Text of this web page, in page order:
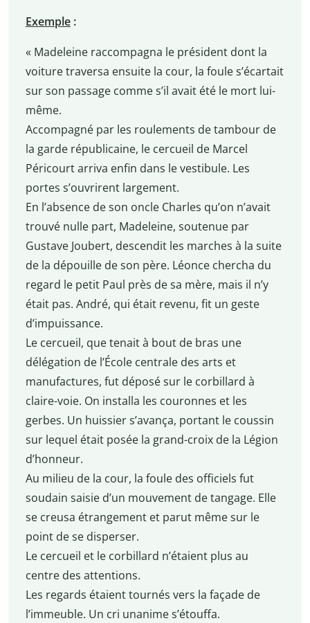
Exemple:
« Madeleine raccompagna le président dont la
voiture traversa ensuite la cour, la foule s’écartait
sur son passage comme s’il avait été le mort lui-
même.
Accompagné par les roulements de tambour de
la garde républicaine, le cercueil de Marcel
Péricourt arriva enfin dans le vestibule. Les
portes s’ouvrirent largement.
En l’absence de son oncle Charles qu’on n’avait
trouvé nulle part, Madeleine, soutenue par
Gustave Joubert, descendit les marches à la suite
de la dépouille de son père. Léonce chercha du
regard le petit Paul près de sa mère, mais il n’y
était pas. André, qui était revenu, fit un geste
d’impuissance.
Le cercueil, que tenait à bout de bras une
délégation de l’École centrale des arts et
manufactures, fut déposé sur le corbillard à
claire-voie. On installa les couronnes et les
gerbes. Un huissier s’avança, portant le coussin
sur lequel était posée la grand-croix de la Légion
d’honneur.
Au milieu de la cour, la foule des officiels fut
soudain saisie d’un mouvement de tangage. Elle
se creusa étrangement et parut même sur le
point de se disperser.
Le cercueil et le corbillard n’étaient plus au
centre des attentions.
Les regards étaient tournés vers la façade de
l’immeuble. Un cri unanime s’étouffa.